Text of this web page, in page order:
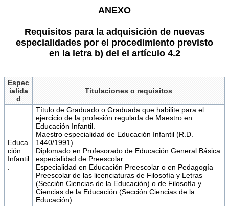
ANEXO
Requisitos para la adquisición de nuevas
especialidades por el procedimiento previsto
en la letra b) del el artículo 4.2
Espec
ialida
d
Titulaciones o requisitos
Educa
ción
Infantil
Título de Graduado o Graduada que habilite para el
ejercicio de la profesión regulada de Maestro en
Educación Infantil.
Maestro especialidad de Educación Infantil (R.D.
1440/1991).
Diplomado en Profesorado de Educación General Básica
especialidad de Preescolar.
Especialidad en Educación Preescolar o en Pedagogía
Preescolar de las licenciaturas de Filosofía y Letras
(Sección Ciencias de la Educación) o de Filosofía y
Ciencias de la Educación (Sección Ciencias de la
Educación).